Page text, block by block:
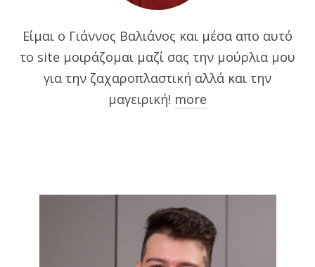
Είμαι ο Γιάννος Βαλιάνος και μέσα απο αυτό
το site μοιράζομαι μαζί σας την μούρλια μου
για την ζαχαροπλαστική αλλά και την
μαγειρική! more